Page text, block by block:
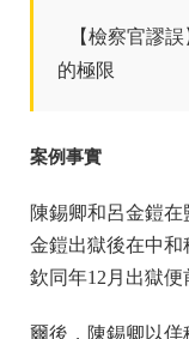
【檢察官謬
的極限
案例事實
陳錫卿和呂金鎧
金鎧出獄後在中
欽同年12月出獄便
爾後，陳錫卿以